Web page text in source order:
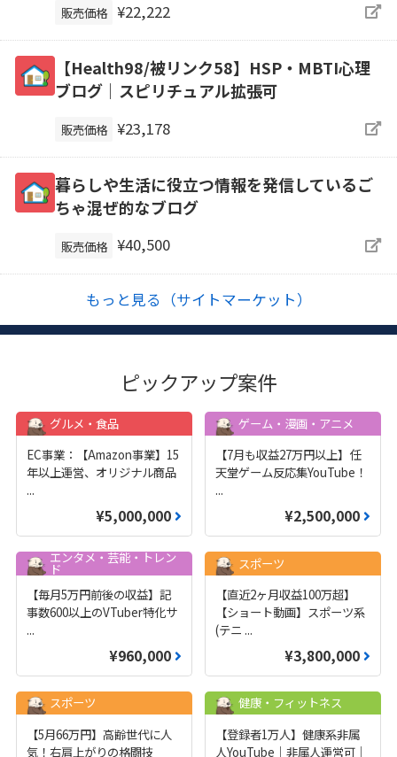
販売価格 ¥22,222
【Health98/被リンク58】HSP・MBTI心理
ブログ｜スピリチュアル拡張可
販売価格 ¥23,178
暮らしや生活に役立つ情報を発信しているご
ちゃ混ぜ的なブログ
販売価格 ¥40,500
もっと見る（サイトマーケット）
ピックアップ案件
グルメ・食品
EC事業：【Amazon事業】15
年以上運営、オリジナル商品
...
¥5,000,000
ゲーム・漫画・アニメ
【7月も収益27万円以上】任
天堂ゲーム反応集YouTube！
...
¥2,500,000
エンタメ・芸能・トレン
ド
【毎月5万円前後の収益】記
事数600以上のVTuber特化サ
...
¥960,000
スポーツ
【直近2ヶ月収益100万超】
【ショート動画】スポーツ系
(テニ ...
¥3,800,000
スポーツ
【5月66万円】高齢世代に人
気！右肩上がりの格闘技
健康・フィットネス
【登録者1万人】健康系非属
人YouTube｜非属人運営可｜